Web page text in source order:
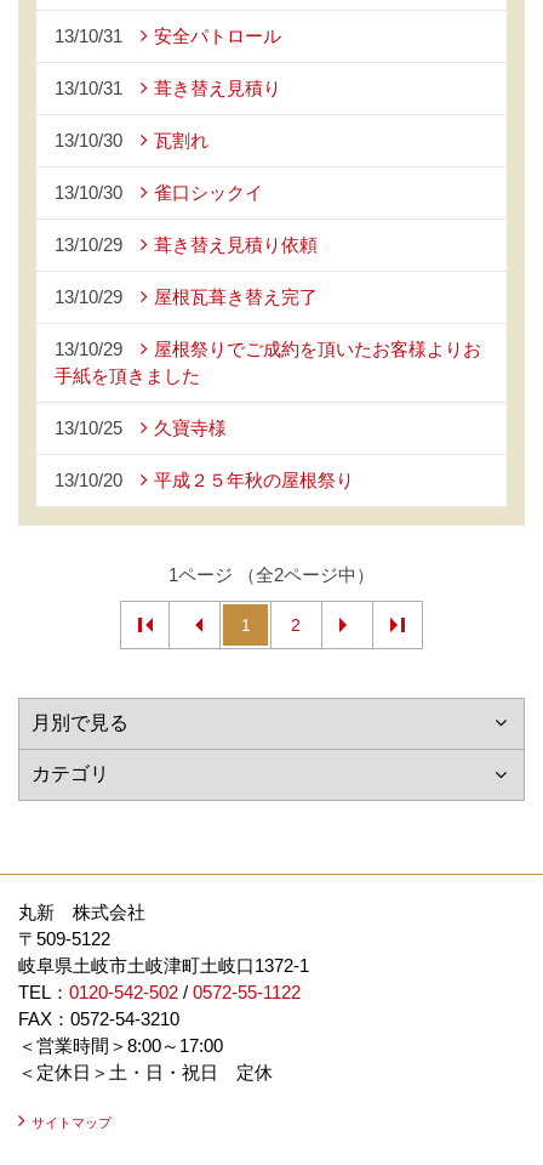
13/10/31 安全パトロール
13/10/31 葺き替え見積り
13/10/30 瓦割れ
13/10/30 雀口シックイ
13/10/29 葺き替え見積り依頼
13/10/29 屋根瓦葺き替え完了
13/10/29
屋根祭りでご成約を頂いたお客様よりお
手紙を頂きました
13/10/25 久寶寺様
13/10/20 平成２５年秋の屋根祭り
1ページ （全2ページ中）
1 2
丸新 株式会社
〒509-5122
岐阜県土岐市土岐津町土岐口1372-1
TEL： 0120-542-502 / 0572-55-1122
FAX：0572-54-3210
＜営業時間＞8:00～17:00
＜定休日＞土・日・祝日 定休
サイトマップ